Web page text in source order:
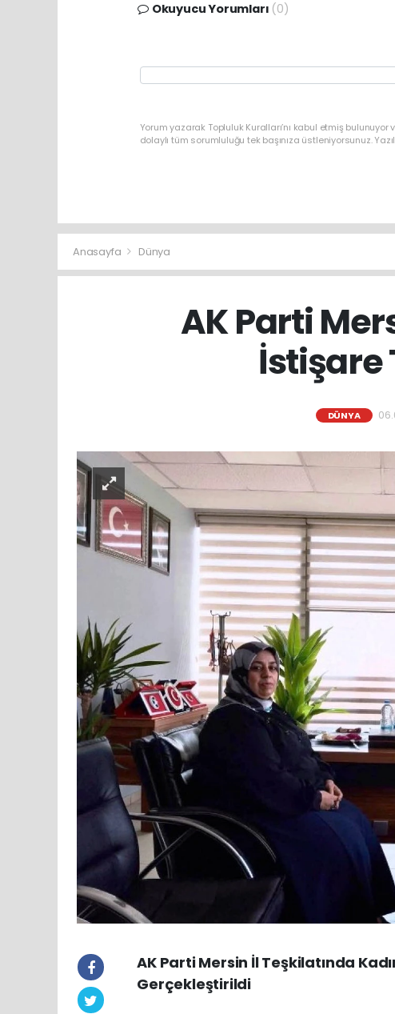
Okuyucu Yorumları (0)
Yorum yazarak Topluluk Kuralları’nı kabul etmiş
dolaylı tüm sorumluluğu tek başınıza üstleniyorsunuz.
Anasayfa Dünya
AK Parti
İstişare
DÜNYA
AK Parti Mersin İl Teşkilatında
Gerçekleştirildi